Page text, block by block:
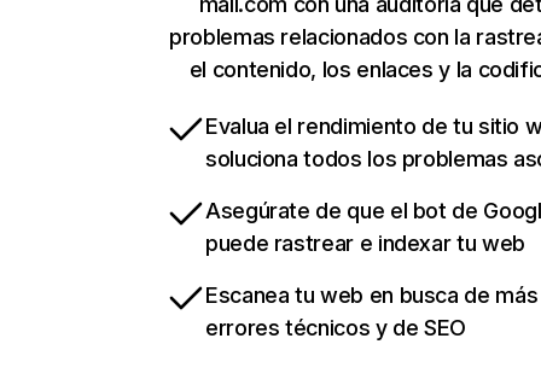
problemas relacionados con la
el contenido, los enlaces y la
Evalua el rendimiento de tu sitio
soluciona todos los problemas
Asegúrate de que el bot de
puede rastrear e indexar tu web
Escanea tu web en busca de
errores técnicos y de SEO